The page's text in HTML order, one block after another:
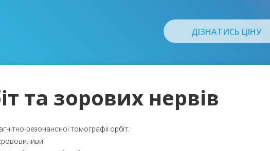
ДІЗНАТИСЬ ЦІНУ
та зорових нервів
резонансної томографії орбіт: